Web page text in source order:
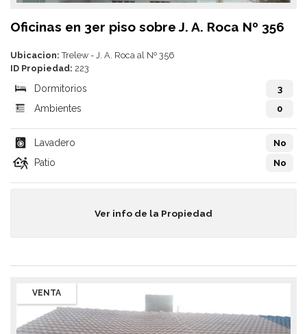
Oficinas en 3er piso sobre J. A. Roca Nº 356
Ubicacion: Trelew - J. A. Roca al Nº 356
ID Propiedad: 223
Dormitorios 3
Ambientes 0
Lavadero No
Patio No
Ver info de la Propiedad
VENTA